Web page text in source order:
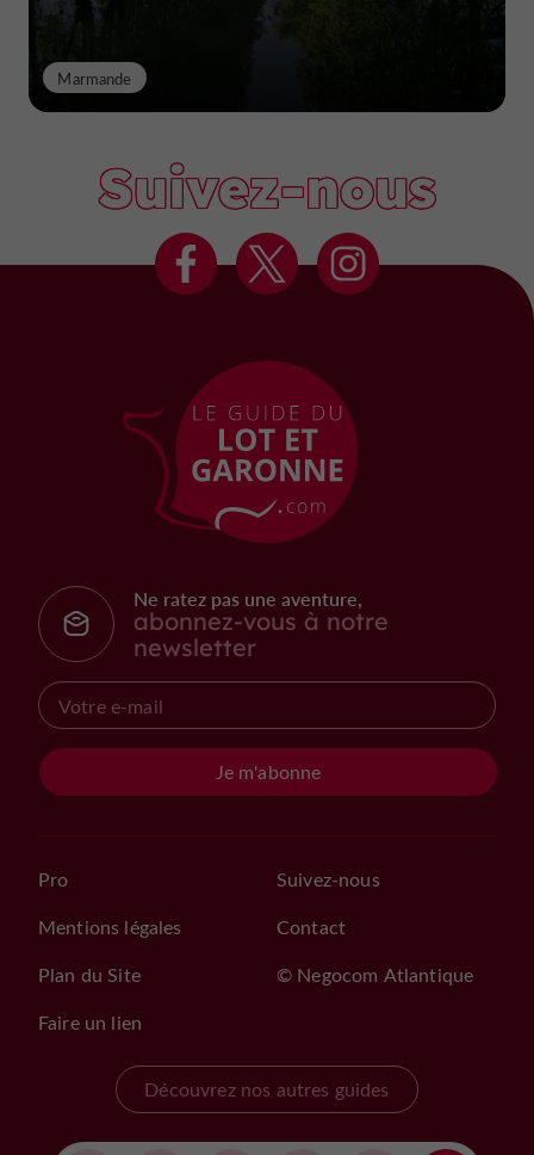
Marmande
Suivez-nous
Ne ratez pas une aventure,
abonnez-vous à notre
newsletter
Je m'abonne
Pro
Mentions légales
Plan du Site
Faire un lien
Suivez-nous
Contact
© Negocom Atlantique
Découvrez nos autres guides